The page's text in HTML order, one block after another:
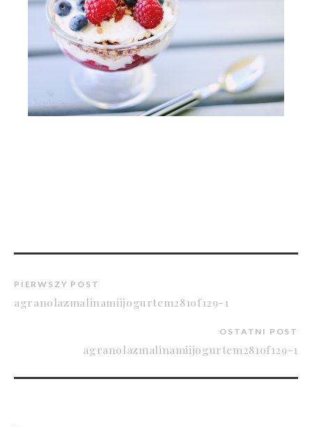
PIERWSZY POST
agranolazmalinamiijogurtem281of129-1
OSTATNI POST
agranolazmalinamiijogurtem281of129-1